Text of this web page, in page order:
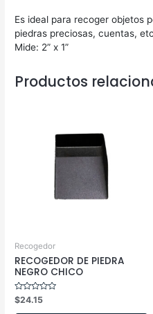
Es ideal para recoger objetos
piedras preciosas, cuentas,
Mide: 2” x 1”
Productos
Recogedor
RECOGEDOR DE PIEDRA
NEGRO CHICO
Valorado
en
$24.15